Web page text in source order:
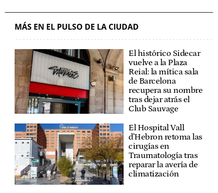
MÁS EN EL PULSO DE LA CIUDAD
El histórico Sidecar
vuelve a la Plaza
Reial: la mítica sala
de Barcelona
recupera su nombre
tras dejar atrás el
Club Sauvage
El Hospital Vall
d'Hebron retoma las
cirugías en
Traumatología tras
reparar la avería de
climatización